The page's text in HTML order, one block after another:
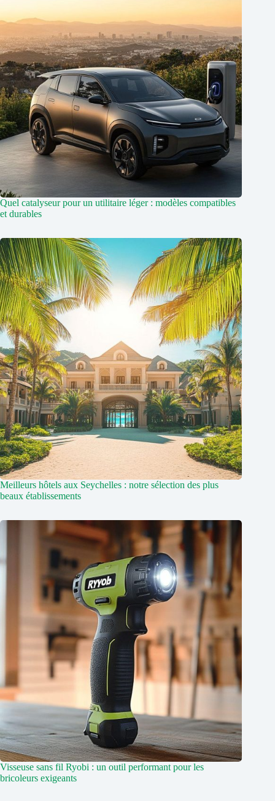
Quel catalyseur pour un utilitaire léger : modèles compatibles
et durables
Meilleurs hôtels aux Seychelles : notre sélection des plus
beaux établissements
Visseuse sans fil Ryobi : un outil performant pour les
bricoleurs exigeants